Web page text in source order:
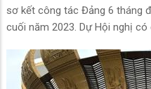
sơ kết công tác Đảng 6 tháng
cuối năm 2023. Dự Hội nghị
Bí thư Đảng ủy, Phó Giám
Giám đốc Sở Tư pháp và